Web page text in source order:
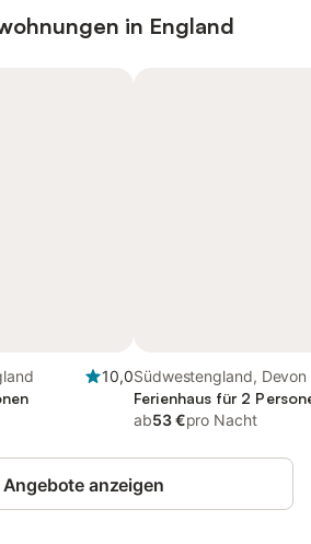
in England
10,0Südwestengland, Devon
Ferienhaus für 2
ab53 €pro Nacht
anzeigen